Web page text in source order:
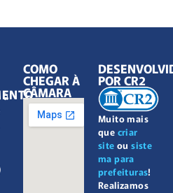
à
COMO
CHEGAR À
CÂMARA
Muito mais
que criar
site ousiste
ma para
prefeituras!
Realizamos
POR CR2